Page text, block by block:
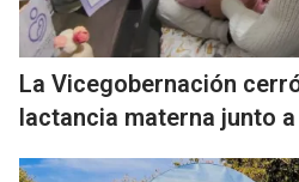
La Vicegobernación
lactancia materna junto